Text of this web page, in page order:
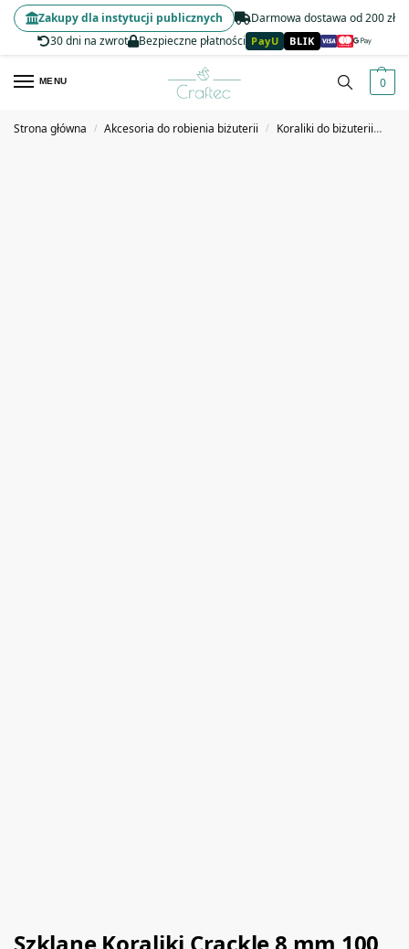
Darmowa dostawa od 200 zł
30 dni na zwrot
Bezpieczne płatności PayU BLIK
Zakupy dla instytucji publicznych
MENU 0
Strona główna / Akcesoria do robienia biżuterii / Koraliki do biżuterii